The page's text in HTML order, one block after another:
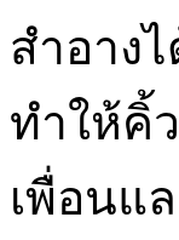
สำอาง
ทำให้คิ้
เพื่อนแ